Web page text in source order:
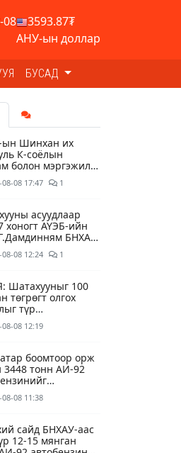
08
3593.87₮
АНУ-ын доллар
БУСАД
ын Шинхан их
К-соёлын
болон мэргэжилд
боловсролын
хөтөлбөрийг
08-08 17:47 1
асуудлаар
хоногт АҮЭБ-ийн
БНХАУ-
ажиллана
08-08 12:24 1
Шатахууныг 100
төгрөгт олгох
түр
08-08 12:19
боомтоор орж
3448 тонн АИ-92
буулгах
байгуулж
08-08 11:38
сайд БНХАУ-аас
12-15 мянган